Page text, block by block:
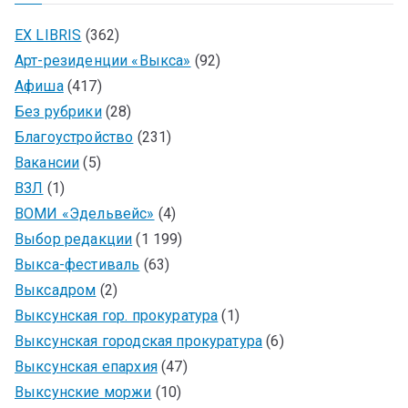
EX LIBRIS (362)
Арт-резиденции «Выкса» (92)
Афиша(417)
Без рубрики(28)
Благоустройство (231)
Вакансии (5)
ВЗЛ (1)
ВОМИ «Эдельвейс» (4)
Выбор редакции (1 199)
Выкса-фестиваль (63)
Выксадром (2)
Выксунская гор. прокуратура (1)
Выксунская городская прокуратура (6)
Выксунская епархия(47)
Выксунские моржи (10)